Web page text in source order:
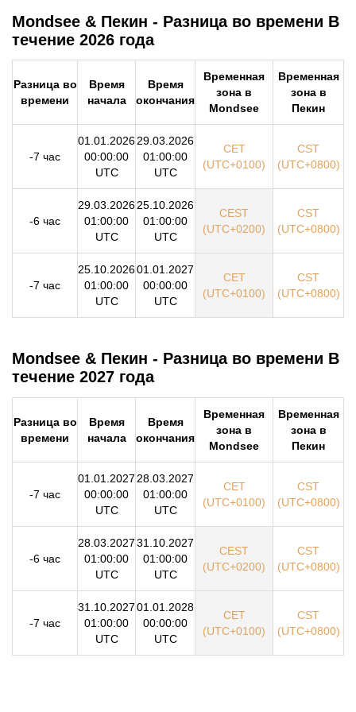
Mondsee & Пекин - Разница во времени В
течение 2026 года
Разница во
времени
Время
начала
Время
окончания
Временная
зона в
Mondsee
Временная
зона в
Пекин
-7 час
01.01.2026
00:00:00
UTC
29.03.2026
01:00:00
UTC
CET
(UTC+0100)
CST
(UTC+0800)
-6 час
29.03.2026
01:00:00
UTC
25.10.2026
01:00:00
UTC
CEST
(UTC+0200)
CST
(UTC+0800)
-7 час
25.10.2026
01:00:00
UTC
01.01.2027
00:00:00
UTC
CET
(UTC+0100)
CST
(UTC+0800)
Mondsee & Пекин - Разница во времени В
течение 2027 года
Разница во
времени
Время
начала
Время
окончания
Временная
зона в
Mondsee
Временная
зона в
Пекин
-7 час
01.01.2027
00:00:00
UTC
28.03.2027
01:00:00
UTC
CET
(UTC+0100)
CST
(UTC+0800)
-6 час
28.03.2027
01:00:00
UTC
31.10.2027
01:00:00
UTC
CEST
(UTC+0200)
CST
(UTC+0800)
-7 час
31.10.2027
01:00:00
UTC
01.01.2028
00:00:00
UTC
CET
(UTC+0100)
CST
(UTC+0800)